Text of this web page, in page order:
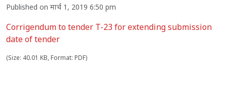
Published on मार्च 1, 2019 6:50 pm
Corrigendum to tender T-23 for extending submission
date of tender
(Size: 40.01 KB, Format: PDF)